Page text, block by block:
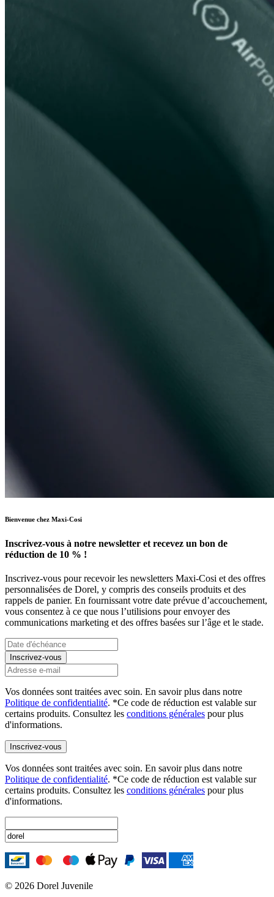
Bienvenue chez Maxi-Cosi
Inscrivez-vous à notre newsletter et recevez un bon de
réduction de 10 % !
Inscrivez-vous pour recevoir les newsletters Maxi-Cosi et des offres
personnalisées de Dorel, y compris des conseils produits et des
rappels de panier. En fournissant votre date prévue d’accouchement,
vous consentez à ce que nous l’utilisions pour envoyer des
communications marketing et des offres basées sur l’âge et le stade.
Inscrivez-vous
Vos données sont traitées avec soin. En savoir plus dans notre
Politique de confidentialité. *Ce code de réduction est valable sur
certains produits. Consultez les conditions générales pour plus
d'informations.
Inscrivez-vous
Vos données sont traitées avec soin. En savoir plus dans notre
Politique de confidentialité. *Ce code de réduction est valable sur
certains produits. Consultez les conditions générales pour plus
d'informations.
© 2026 Dorel Juvenile